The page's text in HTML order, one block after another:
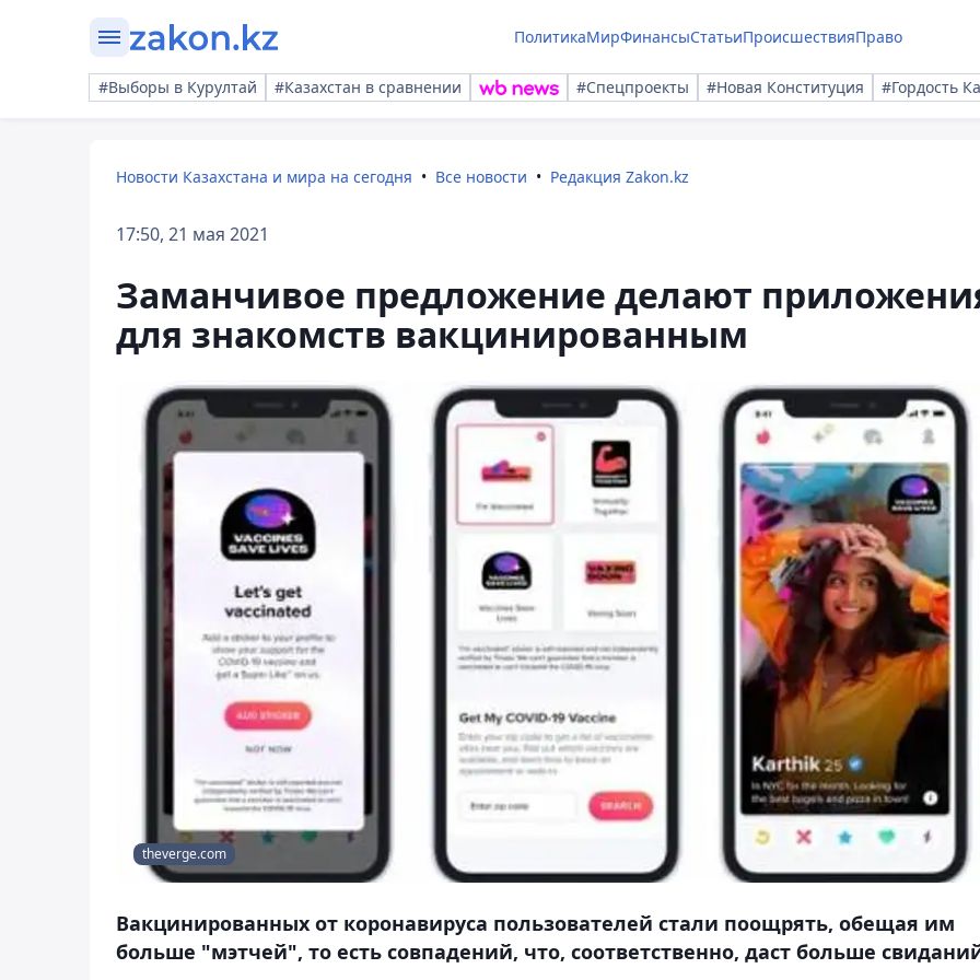
ПолитикаМирФинансыСтатьиПроисшествияПраво
#Выборы в Курултай #Казахстан в сравнении #Спецпроекты #Новая Конституция #Гордость
Новости Казахстана и мира на сегодня Все новости Редакция Zakon.kz
17:50, 21 мая 2021
Заманчивое предложение делают
для знакомств вакцинированным
theverge.com
Вакцинированных от коронавируса пользователей стали поощрять, обещая им
больше "мэтчей", то есть совпадений, что, соответственно, даст больше